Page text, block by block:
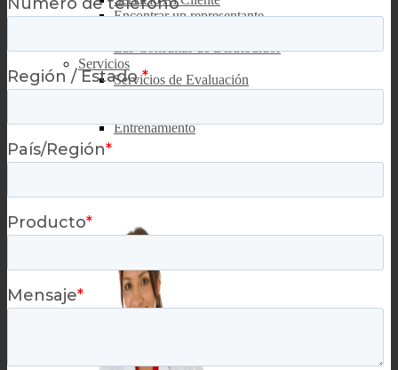
Encontrar un representante
Las Consultas de Distribuidor
Servicios
Servicios de Evaluación
Entrenamiento